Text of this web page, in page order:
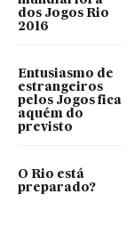
dos Jogos Rio
2016
Entusiasmo de
estrangeiros
pelos Jogos fica
aquém do
previsto
O Rio está
preparado?